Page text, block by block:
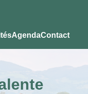
AgendaContact